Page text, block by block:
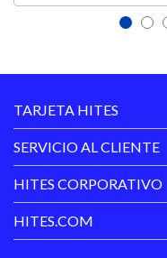
TARJETA HITES
SERVICIO AL CLIENTE
HITES CORPORATIVO
HITES.COM